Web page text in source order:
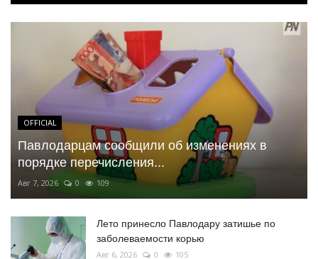
OFFICIAL
Павлодарцам сообщили об изменениях в
порядке перечисления...
Авг 7, 2026 0 109
Лето принесло Павлодару затишье по
заболеваемости корью
Авг 6, 2026 0 105